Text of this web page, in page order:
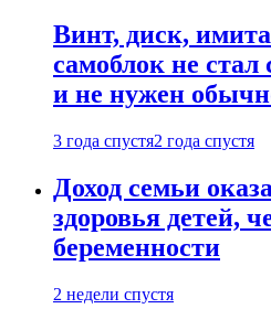
Винт, диск,
самоблок не
и не нужен
3 года спустя2 года спустя
Доход семьи
здоровья детей,
беременности
2 недели спустя